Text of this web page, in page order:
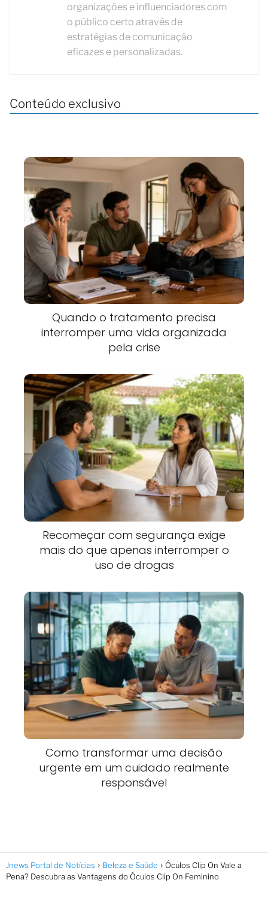
organizações e influenciadores com
o público certo através de
estratégias de comunicação
eficazes e personalizadas.
Conteúdo exclusivo
Quando o tratamento precisa
interromper uma vida organizada
pela crise
Recomeçar com segurança exige
mais do que apenas interromper o
uso de drogas
Como transformar uma decisão
urgente em um cuidado realmente
responsável
Jnews Portal de Notícias Beleza e Saúde
Óculos Clip On Vale a
Pena? Descubra as Vantagens do Óculos Clip On Feminino